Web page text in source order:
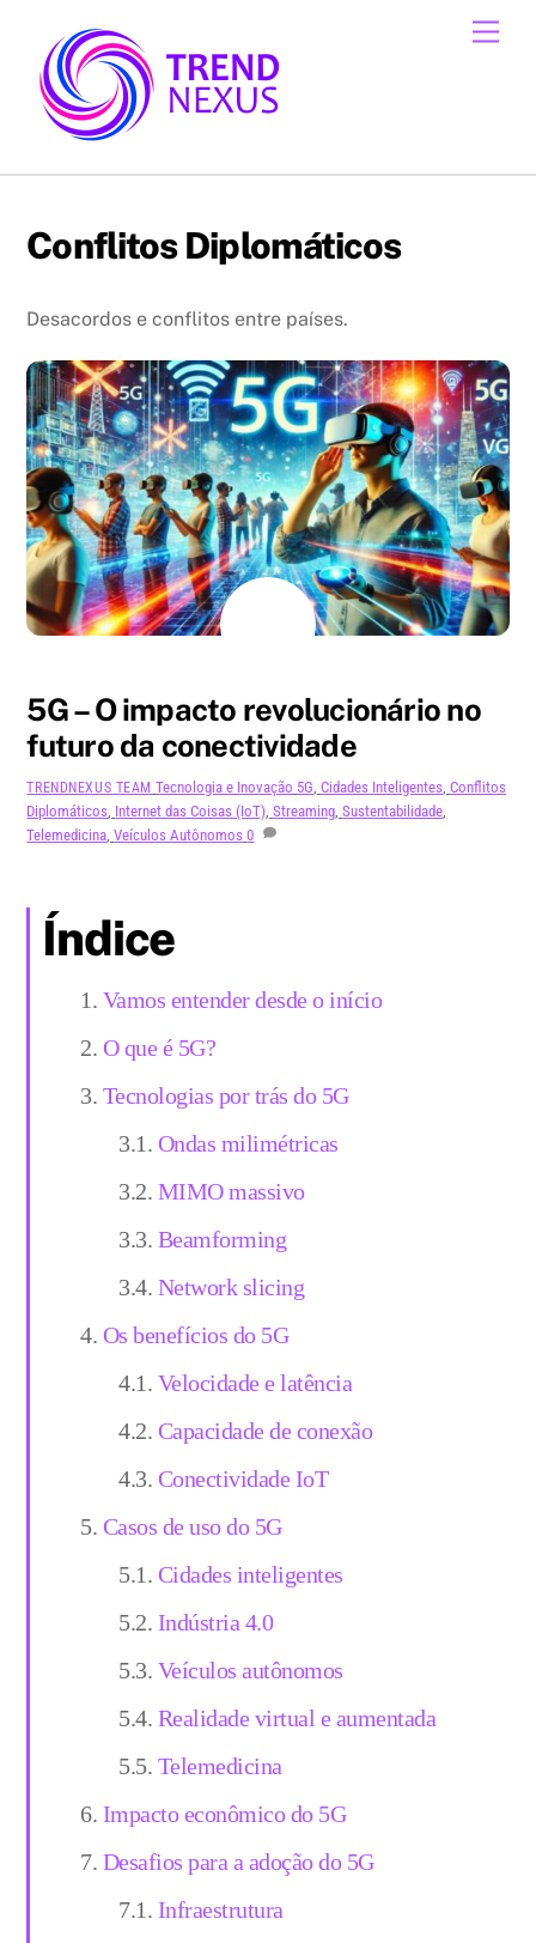
content
Conflitos Diplomáticos
Desacordos e conflitos entre países.
5G – O impacto revolucionário no
futuro da conectividade
TRENDNEXUS TEAM Tecnologia e Inovação 5G,Cidades Inteligentes,Conflitos
Diplomáticos, Internet das Coisas (IoT),Streaming,Sustentabilidade,
Telemedicina,Veículos Autônomos 0
Índice
Vamos entender desde o início
O que é 5G?
Tecnologias por trás do 5G
Ondas milimétricas
MIMO massivo
Beamforming
Network slicing
Os benefícios do 5G
Velocidade e latência
Capacidade de conexão
Conectividade IoT
Casos de uso do 5G
Cidades inteligentes
Indústria 4.0
Veículos autônomos
Realidade virtual e aumentada
Telemedicina
Impacto econômico do 5G
Desafios para a adoção do 5G
Infraestrutura